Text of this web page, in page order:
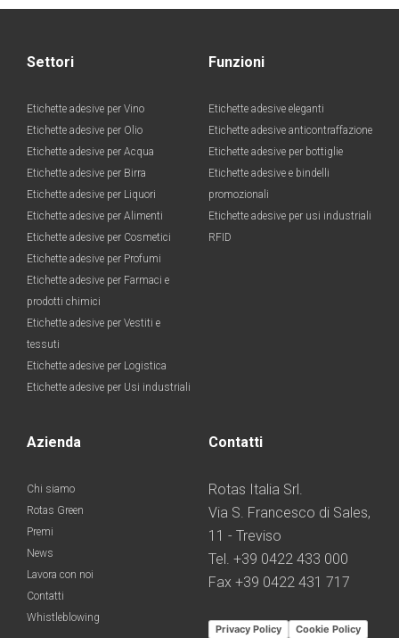
Settori
Etichette adesive per Vino
Etichette adesive per Olio
Etichette adesive per Acqua
Etichette adesive per Birra
Etichette adesive per Liquori
Etichette adesive per Alimenti
Etichette adesive per Cosmetici
Etichette adesive per Profumi
Etichette adesive per Farmaci e
prodotti chimici
Etichette adesive per Vestiti e
tessuti
Etichette adesive per Logistica
Etichette adesive per Usi industriali
Funzioni
Etichette adesive eleganti
Etichette adesive anticontraffazione
Etichette adesive per bottiglie
Etichette adesive e bindelli
promozionali
Etichette adesive per usi industriali
RFID
Azienda
Chi siamo
Rotas Green
Premi
News
Lavora con noi
Contatti
Whistleblowing
Contatti
Rotas Italia Srl.
Via S. Francesco di Sales,
11 - Treviso
Tel. +39 0422 433 000
Fax +39 0422 431 717
Privacy Policy Cookie Policy